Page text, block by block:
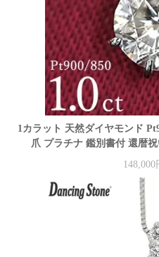
1カラット 天然ダイヤモンド
爪 プラチナ 鑑別書付 還暦